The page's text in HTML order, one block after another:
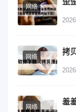
网络
网络
拷
网络
羞